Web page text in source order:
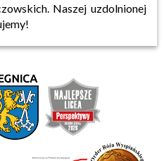
Naszej uzdolnionej